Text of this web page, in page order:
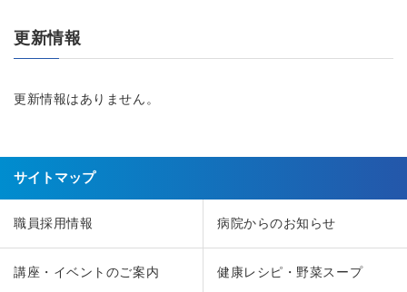
更新情報
更新情報はありません。
サイトマップ
職員採用情報 病院からのお知らせ
講座・イベントのご案内 健康レシピ・野菜スープ